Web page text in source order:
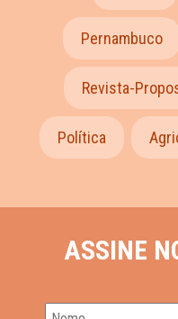
Pernambuco
Revista-
Política
ASSINE